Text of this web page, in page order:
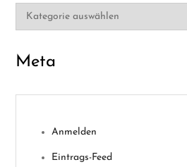
Kategorien
Meta
Anmelden
Eintrags-Feed